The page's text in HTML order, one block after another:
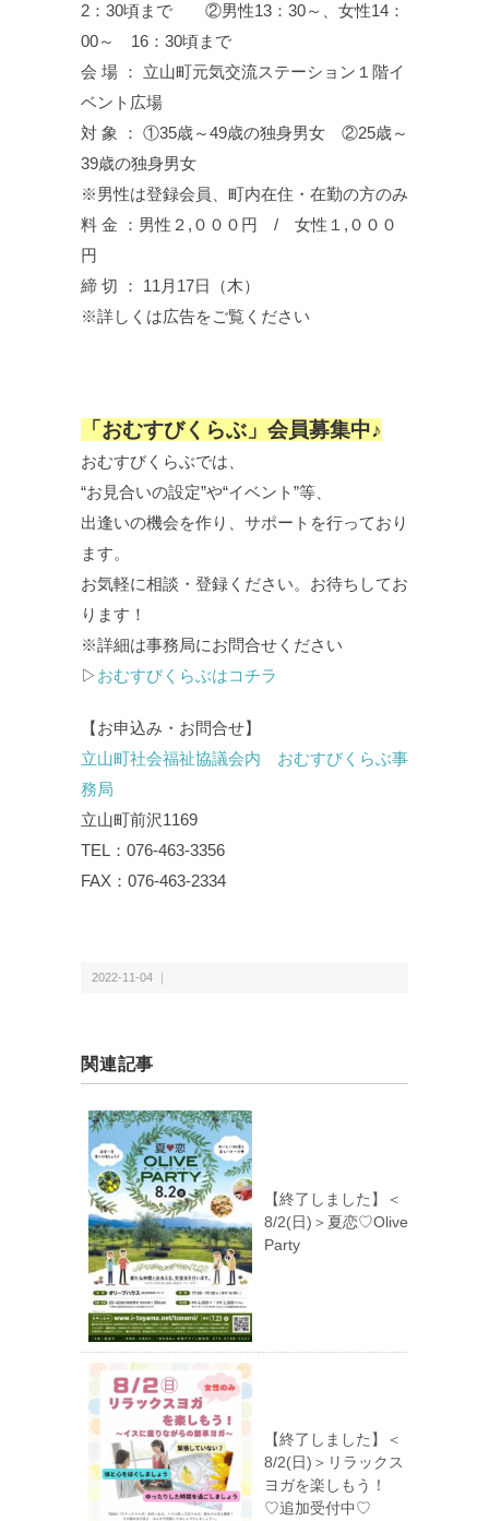
2：30頃まで ②男性13：30～、女性14：
00～ 16：30頃まで
会 場 ： 立山町元気交流ステーション１階イ
ベント広場
対 象 ： ①35歳～49歳の独身男女 ②25歳～
39歳の独身男女
※男性は登録会員、町内在住・在勤の方のみ
料 金 ：男性２,０００円 / 女性１,０００
円
締 切 ： 11月17日（木）
※詳しくは広告をご覧ください
「おむすびくらぶ」会員募集中♪
おむすびくらぶでは、
“お見合いの設定”や“イベント”等、
出逢いの機会を作り、サポートを行っており
ます。
お気軽に相談・登録ください。お待ちしてお
ります！
※詳細は事務局にお問合せください
▷ おむすびくらぶはコチラ
【お申込み・お問合せ】
立山町社会福祉協議会内 おむすびくらぶ事
務局
立山町前沢1169
TEL：076-463-3356
FAX：076-463-2334
2022-11-04 ｜
関連記事
【終了しました】＜
8/2(日)＞夏恋♡Olive
Party
【終了しました】＜
8/2(日)＞リラックス
ヨガを楽しもう！
♡追加受付中♡